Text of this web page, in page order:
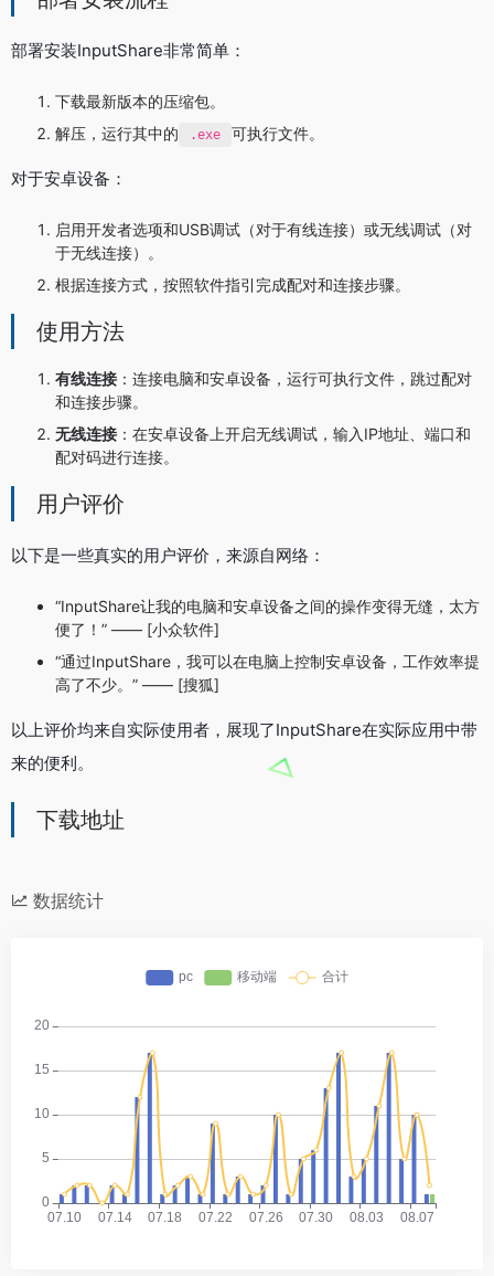
部署安装InputShare非常简单：
下载最新版本的压缩包。
解压，运行其中的
.exe 可执行文件。
对于安卓设备：
启用开发者选项和USB调试（对于有线连接）或无线调试（对
于无线连接）。
根据连接方式，按照软件指引完成配对和连接步骤。
使用方法
有线连接 ：连接电脑和安卓设备，运行可执行文件，跳过配对
和连接步骤。
无线连接 ：在安卓设备上开启无线调试，输入IP地址、端口和
配对码进行连接。
用户评价
以下是一些真实的用户评价，来源自网络：
“InputShare让我的电脑和安卓设备之间的操作变得无缝，太方
便了！” —— [小众软件]
“通过InputShare，我可以在电脑上控制安卓设备，工作效率提
高了不少。” —— [搜狐]
以上评价均来自实际使用者，展现了InputShare在实际应用中带
来的便利。
下载地址
数据统计